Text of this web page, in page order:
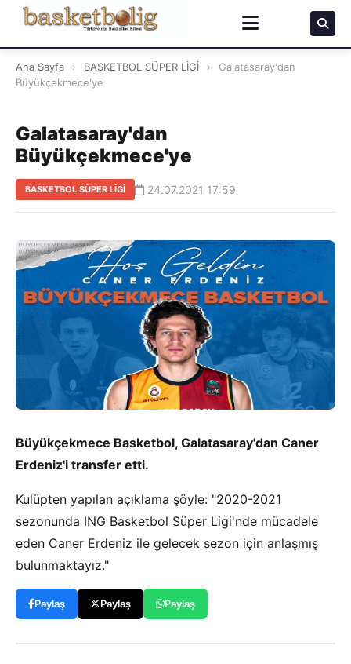
Ana Sayfa › BASKETBOL SÜPER LİGİ ›
Galatasaray'dan
Büyükçekmece'ye
Galatasaray'dan
Büyükçekmece'ye
BASKETBOL SÜPER LİGİ 24.07.2021 17:59
Büyükçekmece Basketbol, Galatasaray'dan Caner
Erdeniz'i transfer etti.
Kulüpten yapılan açıklama şöyle: "2020-2021
sezonunda ING Basketbol Süper Ligi'nde mücadele
eden Caner Erdeniz ile gelecek sezon için anlaşmış
bulunmaktayız."
Paylaş Paylaş Paylaş